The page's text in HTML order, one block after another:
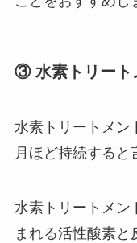
③ 水素トリート
水素トリートメン
月ほど持続すると
水素トリートメン
まれる活性酸素と